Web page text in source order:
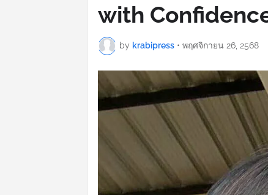
with
by krabipress • พฤศจิกายน 26, 2568